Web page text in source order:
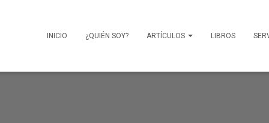
INICIO ¿QUIÉN SOY? ARTÍCULOS LIBROS